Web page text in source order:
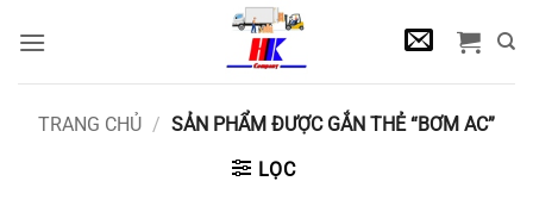
qua
TRANG CHỦ / SẢN PHẨM ĐƯỢC GẮN THẺ “BƠM AC”
LỌC